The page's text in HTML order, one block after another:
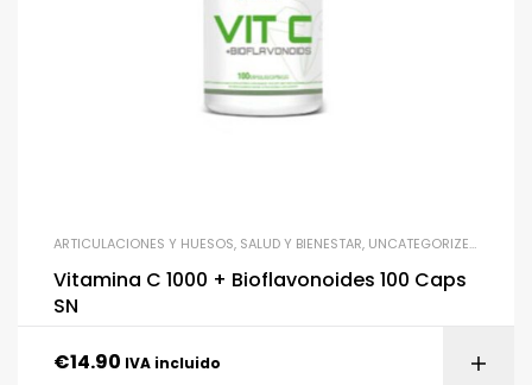
ARTICULACIONES Y HUESOS, SALUD Y BIENESTAR, UNCATEGORIZED
Vitamina C 1000 + Bioflavonoides 100 Caps
SN
€14.90 IVA incluido